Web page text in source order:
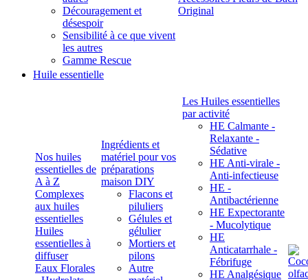
Découragement et
désespoir
Sensibilité à ce que vivent
les autres
Gamme Rescue
Original
Huile essentielle
Nos huiles
essentielles de
A à Z
Complexes
aux huiles
essentielles
Huiles
essentielles à
diffuser
Eaux Florales
Ingrédients et
matériel pour vos
préparations
maison DIY
Flacons et
piluliers
Gélules et
gélulier
Mortiers et
pilons
Autre
Les Huiles essentielles
par activité
HE Calmante -
Relaxante -
Sédative
HE Anti-virale -
Anti-infectieuse
HE -
Antibactérienne
HE Expectorante
- Mucolytique
HE
Anticatarrhale -
Fébrifuge
HE Analgésique